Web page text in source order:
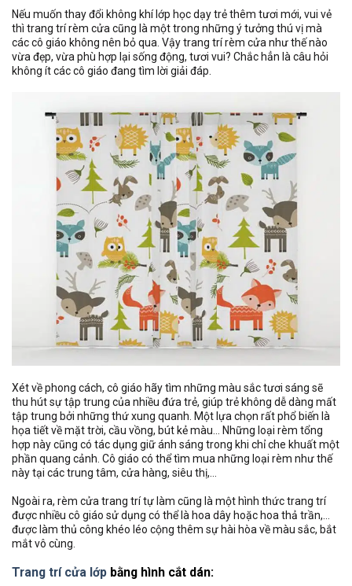
Nếu muốn thay đổi không khí lớp học dạy trẻ thêm tươi mới, vui vẻ
thì trang trí rèm cửa cũng là một trong những ý tưởng thú vị mà
các cô giáo không nên bỏ qua. Vậy trang trí rèm cửa như thế nào
vừa đẹp, vừa phù hợp lại sống động, tươi vui? Chắc hẳn là câu hỏi
không ít các cô giáo đang tìm lời giải đáp.
Xét về phong cách, cô giáo hãy tìm những màu sắc tươi sáng sẽ
thu hút sự tập trung của nhiều đứa trẻ, giúp trẻ không dễ dàng mất
tập trung bởi những thứ xung quanh. Một lựa chọn rất phổ biến là
họa tiết về mặt trời, cầu vồng, bút kẻ màu… Những loại rèm tổng
hợp này cũng có tác dụng giữ ánh sáng trong khi chỉ che khuất một
phần quang cảnh. Cô giáo có thể tìm mua những loại rèm như thế
này tại các trung tâm, cửa hàng, siêu thị,…
Ngoài ra, rèm cửa trang trí tự làm cũng là một hình thức trang trí
được nhiều cô giáo sử dụng có thể là hoa dây hoặc hoa thả trần,…
được làm thủ công khéo léo cộng thêm sự hài hòa về màu sắc, bắt
mắt vô cùng.
Trang trí cửa lớp bằng hình cắt dán: